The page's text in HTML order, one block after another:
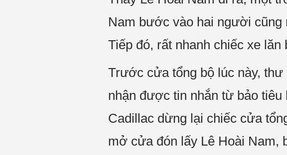
Nam bước vào hai người cũng
Tiếp đó, rất nhanh chiếc xe
Trước cửa tổng bộ lúc này,
nhận được tin nhắn từ bảo
Cadillac dừng lại chiếc cửa
mở cửa đón lấy Lê Hoài Nam,